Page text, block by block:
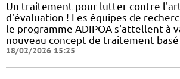
Un traitement pour lutter contre
d'évaluation ! Les équipes de
le programme ADIPOA s'attellent à
nouveau concept de traitement
18/02/2026 15:25